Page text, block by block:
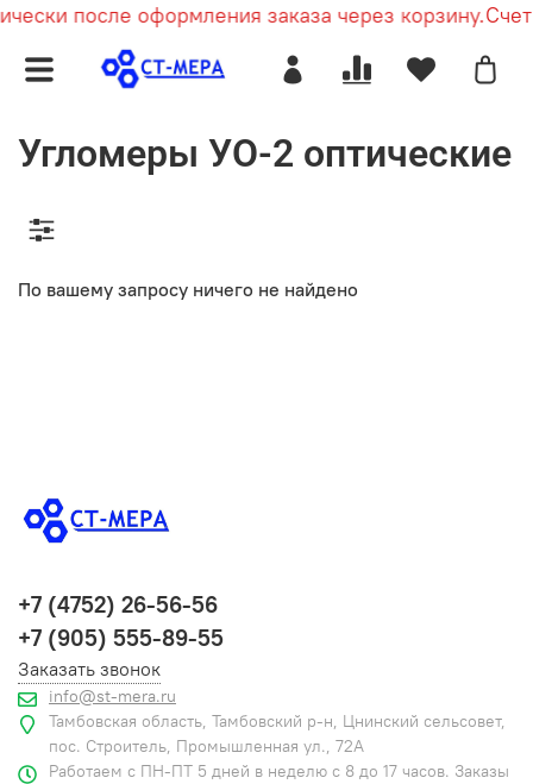
после оформления заказа через корзину.Счет
Угломеры УО-2 оптические
По вашему запросу ничего не найдено
+7 (4752) 26-56-56
+7 (905) 555-89-55
Заказать звонок
info@st-mera.ru
Тамбовская область, Тамбовский р-н, Цнинский сельсовет,
пос. Строитель, Промышленная ул., 72А
Работаем с ПН-ПТ 5 дней в неделю с 8 до 17 часов. Заказы